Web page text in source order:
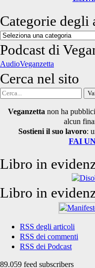
Categorie degli
Categorie
degli
articoli
Podcast di
AudioVeganzetta
Cerca nel sito
Cerca
Veganzetta non ha
alcun
Sostieni il suo lavoro:
FAI
Libro in
Libro in
RSS degli articoli
RSS dei commenti
RSS dei Podcast
89.059 feed subscribers